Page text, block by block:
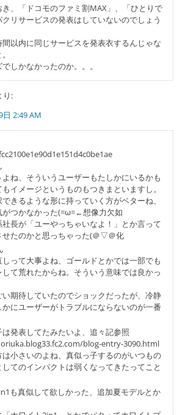
き、「ドコモのファミ割MAX」、「ひとりで
クリサービスの発表はしていないのでしょう
間以内に同じサービスを発表衣するんじゃな
しかなかったのか。。。
り:
2:49 AM
ね、そういうユーザーもたしかにいるかも
イメージというものもつきまといますし。
きるような形に持っていく方がベターね、
がつかなかった(=ω=←想像力欠如
社長が「ユーやっちゃいなよ！」とか言って
せたのかと思っちゃった(＠▽＠化
って大事よね、ゴールドとかでは一部でも
して荒れたからね。そういう意味では良かっ
期待していたのでショックだったが、冷静
かにユーザーがトラブルにならないのが一番
発表してたみたいよ、追々記参照
blog-entry-3090.html
小さいのよね、真似っ子するのがいつもの
てのインパクトは弱くなってきたってこと
も真似して欲しかった、追加夏モデルとか